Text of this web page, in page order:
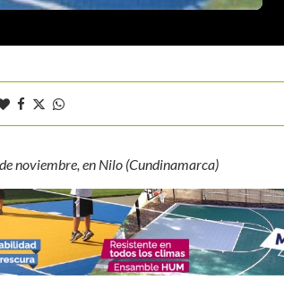
noviembre, en Nilo (Cundinamarca)